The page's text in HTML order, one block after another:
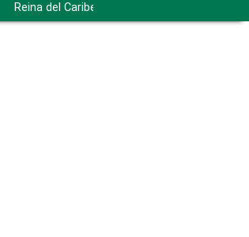
Reina del Caribe